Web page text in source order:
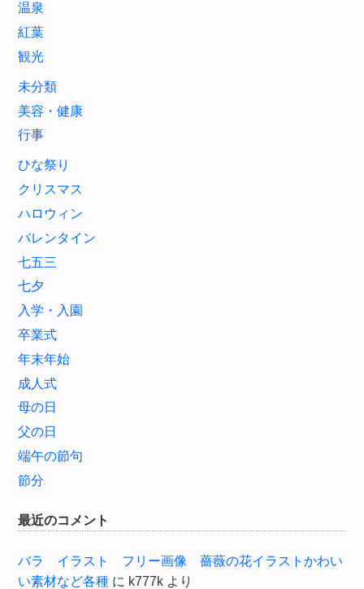
温泉
紅葉
観光
未分類
美容・健康
行事
ひな祭り
クリスマス
ハロウィン
バレンタイン
七五三
七夕
入学・入園
卒業式
年末年始
成人式
母の日
父の日
端午の節句
節分
最近のコメント
バラ イラスト フリー画像 薔薇の花イラストかわい
い素材など各種 に k777k より